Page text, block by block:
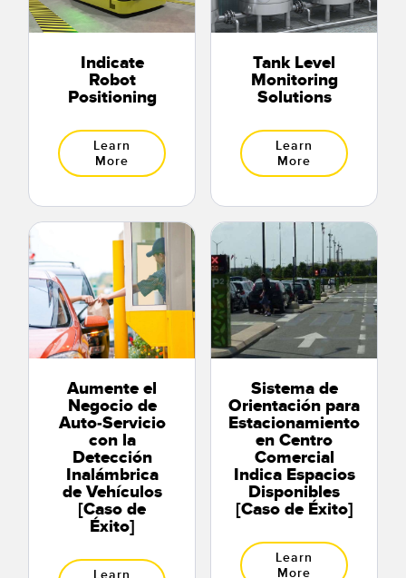
Indicate
Robot
Positioning
Learn
More
Tank Level
Monitoring
Solutions
Learn
More
Aumente el
Negocio de
Auto-Servicio
con la
Detección
Inalámbrica
de Vehículos
[Caso de
Éxito]
Learn
Sistema de
Orientación para
Estacionamiento
en Centro
Comercial
Indica Espacios
Disponibles
[Caso de Éxito]
Learn
More